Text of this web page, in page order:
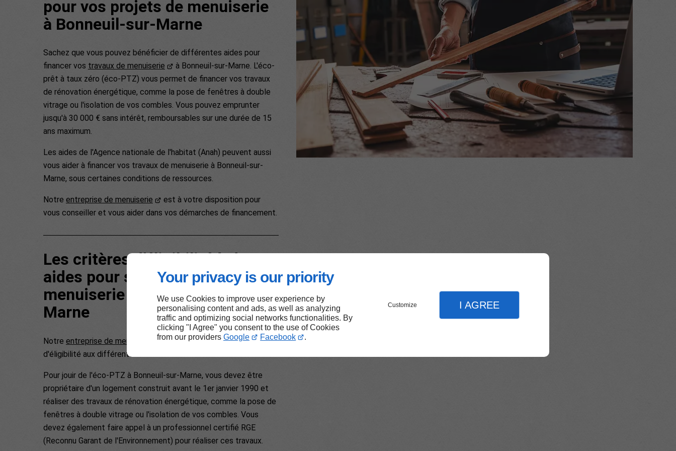
Your privacy is our priority
We use Cookies to improve user experience by
personalising content and ads, as well as analyzing
traffic and optimizing social networks functionalities. By
clicking "I Agree" you consent to the use of Cookies
from our providers Google Facebook .
Customize I AGREE
pour vos projets de menuiserie
à Bonneuil-sur-Marne
Sachez que vous pouvez bénéficier de différentes aides pour
financer vos travaux de menuiserie
à Bonneuil-sur-Marne. L'éco-
prêt à taux zéro (éco-PTZ) vous permet de financer vos travaux
de rénovation énergétique, comme la pose de fenêtres à double
vitrage ou l'isolation de vos combles. Vous pouvez emprunter
jusqu'à 30 000 € sans intérêt, remboursables sur une durée de 15
ans maximum.
Les aides de l'Agence nationale de l'habitat (Anah) peuvent aussi
vous aider à financer vos travaux de menuiserie à Bonneuil-sur-
Marne, sous certaines conditions de ressources.
Notre entreprise de menuiserie
est à votre disposition pour
vous conseiller et vous aider dans vos démarches de financement.
Les critères d’éligibilité à des
aides pour ses projets de
menuiserie à Bonneuil-sur-
Marne
Notre entreprise de menuiserie
vous informe sur les critères
d'éligibilité aux différentes aides existantes.
Pour jouir de l'éco-PTZ à Bonneuil-sur-Marne, vous devez être
propriétaire d'un logement construit avant le 1er janvier 1990 et
réaliser des travaux de rénovation énergétique, comme la pose de
fenêtres à double vitrage ou l'isolation de vos combles. Vous
devez également faire appel à un professionnel certifié RGE
(Reconnu Garant de l'Environnement) pour réaliser ces travaux.